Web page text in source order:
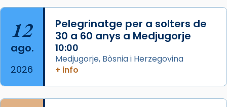
Acompanyant la història de sant Cugat, a
partir de l’Edat Mitjana sorgeix la tradició
que les santes Juliana (“relatiu a Júlia”) i
Semproniana (“relatiu a Semprònia =
eterna”) són deixebles seves. I l’any 1667, el
frare Joan Gaspar Roig, afirma en una obra
que les santes són filles de l’antiga Iluro.
Mataró en reivindicarà les relíq
12
ago.
2026
Pelegrinatge per a solters de
30 a 60 anys a Medjugorje
10:00
Medjugorje, Bòsnia i Herzegovina
+ info